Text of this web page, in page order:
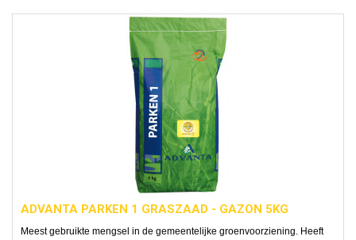
ADVANTA PARKEN 1 GRASZAAD - GAZON 5KG
Meest gebruikte mengsel in de gemeentelijke groenvoorziening. Heeft